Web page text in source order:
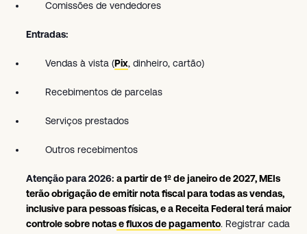
Comissões de vendedores
Entradas:
Vendas à vista (Pix, dinheiro, cartão)
Recebimentos de parcelas
Serviços prestados
Outros recebimentos
Atenção para 2026: a partir de 1º de janeiro de 2027, MEIs
terão obrigação de emitir nota fiscal para todas as vendas,
inclusive para pessoas físicas, e a Receita Federal terá maior
controle sobre notas e fluxos de pagamento. Registrar cada